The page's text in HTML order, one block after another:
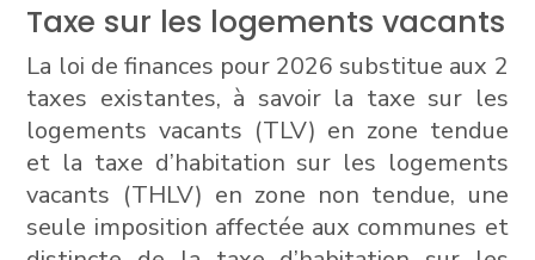
Taxe sur les logements vacants
La loi de finances pour 2026 substitue aux 2
taxes existantes, à savoir la taxe sur les
logements vacants (TLV) en zone tendue
et la taxe d’habitation sur les logements
vacants (THLV) en zone non tendue, une
seule imposition affectée aux communes et